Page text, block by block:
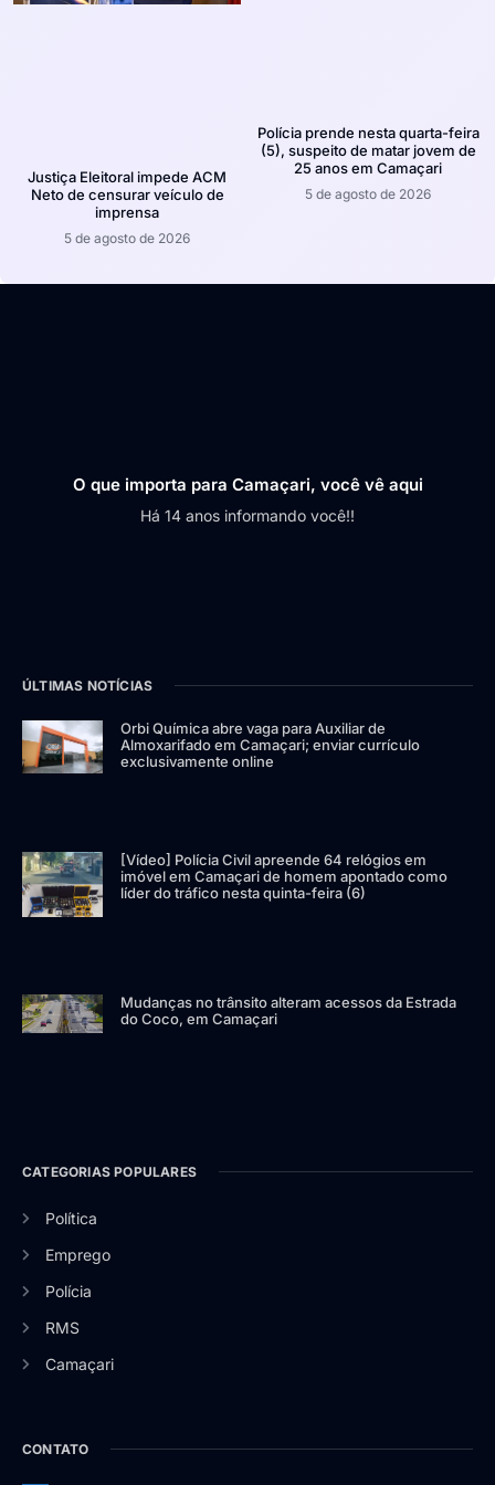
Justiça Eleitoral impede ACM
Neto de censurar veículo de
imprensa
5 de agosto de 2026
Polícia prende nesta quarta-feira
(5), suspeito de matar jovem de
25 anos em Camaçari
5 de agosto de 2026
O que importa para Camaçari, você vê aqui
Há 14 anos informando você!!
ÚLTIMAS NOTÍCIAS
Orbi Química abre vaga para Auxiliar de
Almoxarifado em Camaçari; enviar currículo
exclusivamente online
[Vídeo] Polícia Civil apreende 64 relógios em
imóvel em Camaçari de homem apontado como
líder do tráfico nesta quinta-feira (6)
Mudanças no trânsito alteram acessos da Estrada
do Coco, em Camaçari
CATEGORIAS POPULARES
Política
Emprego
Polícia
RMS
Camaçari
CONTATO